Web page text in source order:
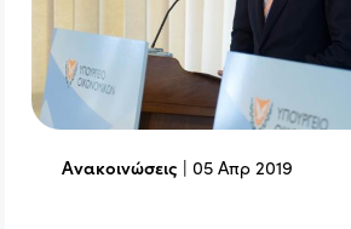
Ανακοινώσεις |05 Απρ 2019